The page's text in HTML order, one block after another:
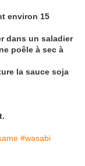
environ 15
dans un saladier
poêle à sec à
la sauce soja
#wasabi